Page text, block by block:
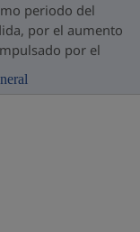
periodo del
por el aumento
por el